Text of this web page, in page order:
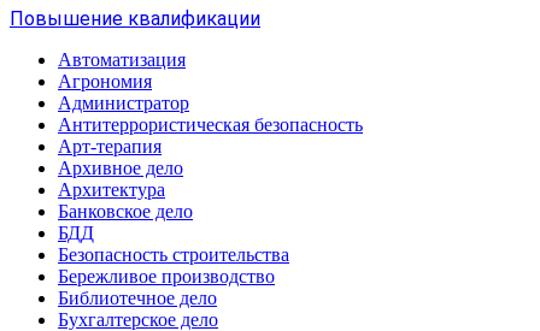
Повышение квалификации
Автоматизация
Агрономия
Администратор
Антитеррористическая безопасность
Арт-терапия
Архивное дело
Архитектура
Банковское дело
БДД
Безопасность строительства
Бережливое производство
Библиотечное дело
Бухгалтерское дело